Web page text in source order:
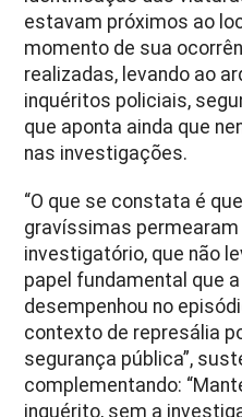
estavam próximos ao
momento de sua
realizadas, levando ao
inquéritos policiais,
que aponta ainda que
nas investigações.
“O que se constata é
gravíssimas
investigatório, que não
papel fundamental que
desempenhou no
contexto de represália
segurança pública”,
complementando:
inquérito, sem a